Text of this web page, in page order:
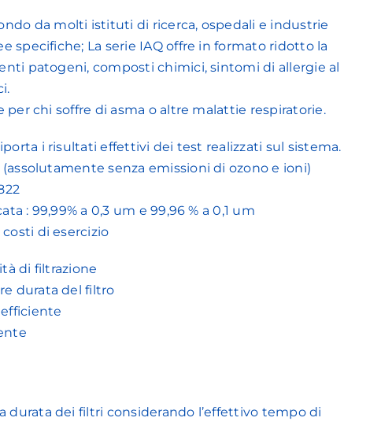
da molti istituti di ricerca, ospedali e industrie
specifiche; La serie IAQ offre in formato ridotto la
patogeni, composti chimici, sintomi di allergie al
chi soffre di asma o altre malattie respiratorie.
i risultati effettivi dei test realizzati sul sistema.
senza emissioni di ozono e ioni)
: 99,99% a 0,3 um e 99,96 % a 0,1 um
di esercizio
di filtrazione
durata del filtro
dei filtri considerando l’effettivo tempo di